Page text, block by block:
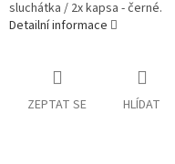
sluchátka / 2x kapsa - černé.
Detailní informace
ZEPTAT SE HLÍDAT